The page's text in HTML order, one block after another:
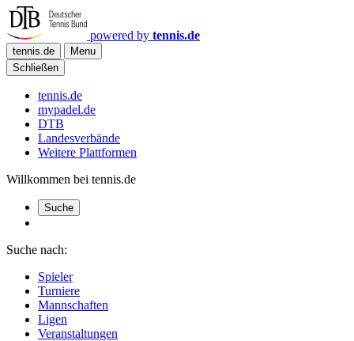
powered by tennis.de
tennis.de
Menu
Schließen
tennis.de
mypadel.de
DTB
Landesverbände
Weitere Plattformen
Willkommen bei tennis.de
Suche
Suche nach:
Spieler
Turniere
Mannschaften
Ligen
Veranstaltungen